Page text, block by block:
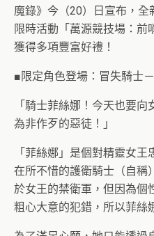
魔錄》今（20）日宣布，全
限時活動「萬源競技場：前
獲得多項豐富好禮！
■限定角色登場：冒失騎士
「騎士菲絲娜！今天也要
為非作歹的惡徒！」
「菲絲娜」是個對精靈女
在所不惜的護衛騎士（自稱
於女王的禁衛軍，但因為個
粗心大意的犯錯，所以菲絲